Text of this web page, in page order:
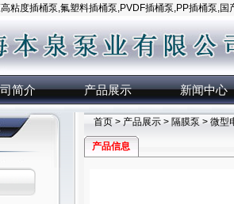
粘度插桶泵,氟塑料插桶泵,PVDF插桶泵,PP插桶泵,国
简介 产品展示 新闻中心
首页> 产品展示> 隔膜泵 > 微型
产品信息